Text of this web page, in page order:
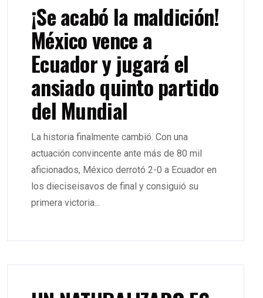
¡Se acabó la maldición!
México vence a
Ecuador y jugará el
ansiado quinto partido
del Mundial
La historia finalmente cambió. Con una
actuación convincente ante más de 80 mil
aficionados, México derrotó 2-0 a Ecuador en
los dieciseisavos de final y consiguió su
primera victoria...